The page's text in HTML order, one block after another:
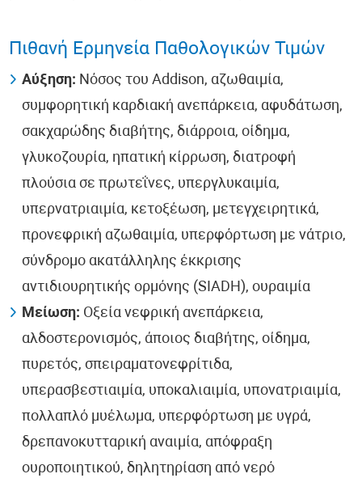
Πιθανή Ερμηνεία Παθολογικών Τιμών
Αύξηση: Νόσος του Addison, αζωθαιμία,
συμφορητική καρδιακή ανεπάρκεια, αφυδάτωση,
σακχαρώδης διαβήτης, διάρροια, οίδημα,
γλυκοζουρία, ηπατική κίρρωση, διατροφή
πλούσια σε πρωτεΐνες, υπεργλυκαιμία,
υπερνατριαιμία, κετοξέωση, μετεγχειρητικά,
προνεφρική αζωθαιμία, υπερφόρτωση με νάτριο,
σύνδρομο ακατάλληλης έκκρισης
αντιδιουρητικής ορμόνης (SIADH), ουραιμία
Μείωση: Οξεία νεφρική ανεπάρκεια,
αλδοστερονισμός, άποιος διαβήτης, οίδημα,
πυρετός, σπειραματονεφρίτιδα,
υπερασβεστιαιμία, υποκαλιαιμία, υπονατριαιμία,
πολλαπλό μυέλωμα, υπερφόρτωση με υγρά,
δρεπανοκυτταρική αναιμία, απόφραξη
ουροποιητικού, δηλητηρίαση από νερό